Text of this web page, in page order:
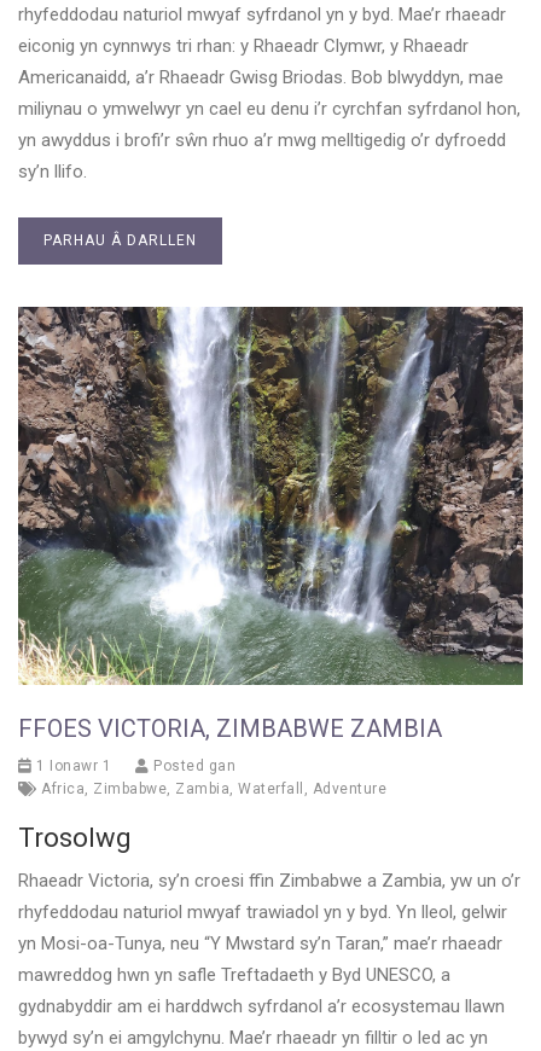
rhyfeddodau naturiol mwyaf syfrdanol yn y byd. Mae’r rhaeadr
eiconig yn cynnwys tri rhan: y Rhaeadr Clymwr, y Rhaeadr
Americanaidd, a’r Rhaeadr Gwisg Briodas. Bob blwyddyn, mae
miliynau o ymwelwyr yn cael eu denu i’r cyrchfan syfrdanol hon,
yn awyddus i brofi’r sŵn rhuo a’r mwg melltigedig o’r dyfroedd
sy’n llifo.
PARHAU Â DARLLEN
FFOES VICTORIA, ZIMBABWE ZAMBIA
1 Ionawr 1
Posted gan
Africa, Zimbabwe, Zambia, Waterfall , Adventure
Trosolwg
Rhaeadr Victoria, sy’n croesi ffin Zimbabwe a Zambia, yw un o’r
rhyfeddodau naturiol mwyaf trawiadol yn y byd. Yn lleol, gelwir
yn Mosi-oa-Tunya, neu “Y Mwstard sy’n Taran,” mae’r rhaeadr
mawreddog hwn yn safle Treftadaeth y Byd UNESCO, a
gydnabyddir am ei harddwch syfrdanol a’r ecosystemau llawn
bywyd sy’n ei amgylchynu. Mae’r rhaeadr yn filltir o led ac yn